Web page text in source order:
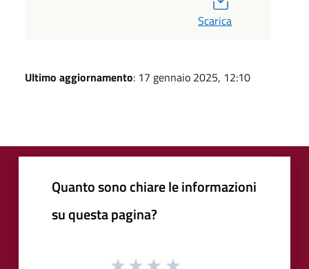
Scarica
Ultimo aggiornamento: 17 gennaio 2025, 12:10
Quanto sono chiare le informazioni
su questa pagina?